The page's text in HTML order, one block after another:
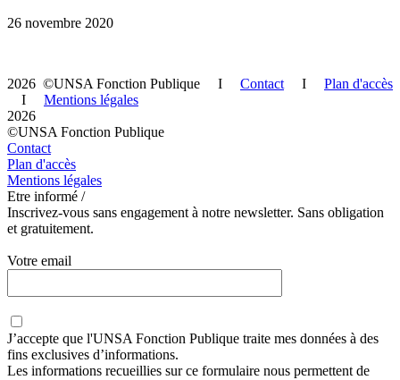
26 novembre 2020
2026 ©UNSA Fonction Publique I Contact I Plan d'accès
I Mentions légales
2026
©UNSA Fonction Publique
Contact
Plan d'accès
Mentions légales
Etre informé /
Inscrivez-vous sans engagement à notre newsletter. Sans obligation
et gratuitement.
Votre email
J’accepte que l'UNSA Fonction Publique traite mes données à des
fins exclusives d’informations.
Les informations recueillies sur ce formulaire nous permettent de